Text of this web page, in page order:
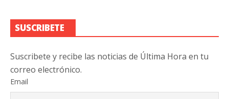
SUSCRIBETE
Suscribete y recibe las noticias de Última Hora en tu
correo electrónico.
Email